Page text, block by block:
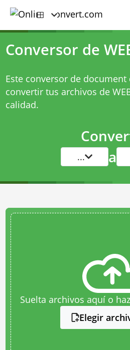
Conversor de
Este conversor de
convertir tus archivos de
calidad.
... a
Suelta archivos aquí o
Elegir